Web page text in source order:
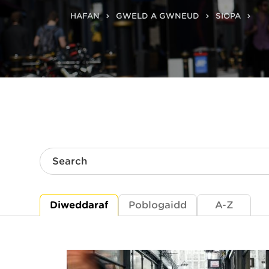
HAFAN GWELD A GWNEUD SIOPA
Search
Diweddaraf Poblogaidd A-Z